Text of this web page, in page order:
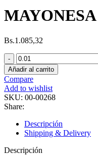
Bs.1.085,32
MAYONESA
FRITZ
240
GR
cantidad
Añadir al carrito
Compare
Add to wishlist
SKU: 00-00268
Share:
Descripción
Shipping & Delivery
Descripción